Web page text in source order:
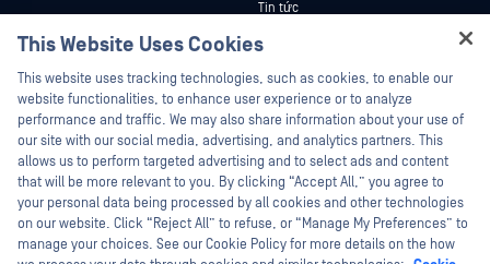
Chương trình Xử lý Lỗ hổng Bảo mật
Đối tác
Chứng nhận
Đối tác công nghệ
Chương trình đối tác kênh phân phối
Tin tức
Sự kiện
Hội thảo trên trực tuyến
Datasheets
White Papers
Công cụ miễn phí
This Website Uses Cookies
This website uses tracking technologies, such as cookies, to enable our
website functionalities, to enhance user experience or to analyze
performance and traffic. We may also share information about your use of
our site with our social media, advertising, and analytics partners. This
allows us to perform targeted advertising and to select ads and content
that will be more relevant to you. By clicking “Accept All,” you agree to
your personal data being processed by all cookies and other technologies
on our website. Click “Reject All” to refuse, or “Manage My Preferences” to
manage your choices. See our Cookie Policy for more details on the how
Hey there!
I'm Ozzy, your OPSWAT virtual assistant.
How can I help you secure what's critical
today?